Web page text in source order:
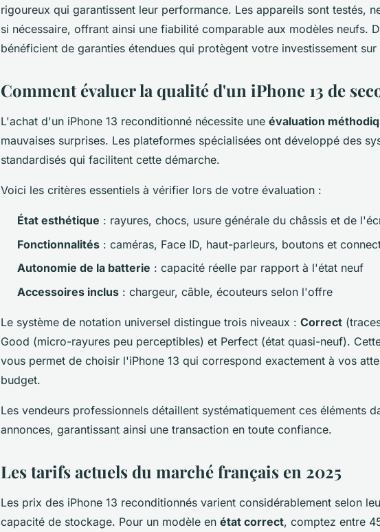
rigoureux qui garantissent leur performance. Les appareils sont testés,
si nécessaire, offrant ainsi une fiabilité comparable aux modèles neufs.
bénéficient de garanties étendues qui protègent votre investissement
Comment évaluer la qualité d'un iPhone 13 de
L'achat d'un iPhone 13 reconditionné nécessite une évaluation
mauvaises surprises. Les plateformes spécialisées ont développé des
standardisés qui facilitent cette démarche.
Voici les critères essentiels à vérifier lors de votre évaluation :
État esthétique : rayures, chocs, usure générale du châssis et de
Fonctionnalités : caméras, Face ID, haut-parleurs, boutons et
Autonomie de la batterie : capacité réelle par rapport à l'état neuf
Accessoires inclus : chargeur, câble, écouteurs selon l'offre
Le système de notation universel distingue trois niveaux : Correct
Good (micro-rayures peu perceptibles) et Perfect (état quasi-neuf).
vous permet de choisir l'iPhone 13 qui correspond exactement à vos
budget.
Les vendeurs professionnels détaillent systématiquement ces éléments
annonces, garantissant ainsi une transaction en toute confiance.
Les tarifs actuels du marché français en 2025
Les prix des iPhone 13 reconditionnés varient considérablement selon
capacité de stockage. Pour un modèle en état correct, comptez entre